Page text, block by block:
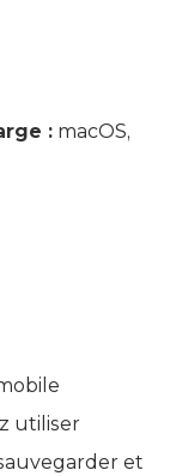
: macOS,
utiliser
et